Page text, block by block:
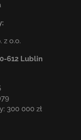
z o.o.
612 Lublin
300 000 zł